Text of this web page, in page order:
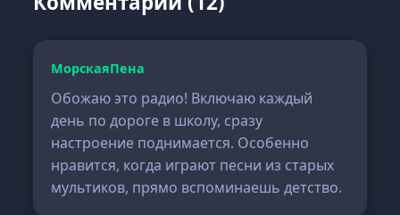
МорскаяПена
Обожаю это радио! Включаю каждый
день по дороге в школу, сразу
настроение поднимается. Особенно
нравится, когда играют песни из старых
мультиков, прямо вспоминаешь детство.